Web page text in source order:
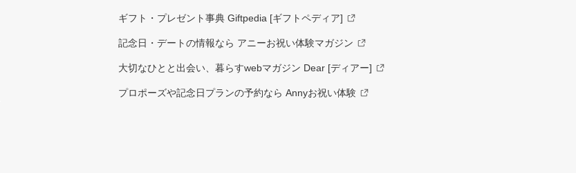
ギフト・プレゼント事典 Giftpedia [ギフトペディア]
記念日・デートの情報なら アニーお祝い体験マガジン
大切なひとと出会い、暮らすwebマガジン Dear [ディアー]
プロポーズや記念日プランの予約なら Annyお祝い体験